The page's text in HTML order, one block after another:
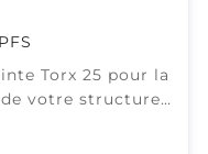
Torx 25 pour la
votre structure
Boîte 200